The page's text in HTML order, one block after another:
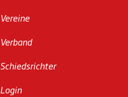
Vereine
Verband
Schiedsrichter
Login